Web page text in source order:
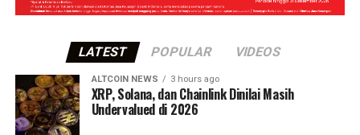
LATEST POPULAR VIDEOS
ALTCOIN NEWS 3 hours ago
XRP, Solana, dan Chainlink Dinilai Masih
Undervalued di 2026